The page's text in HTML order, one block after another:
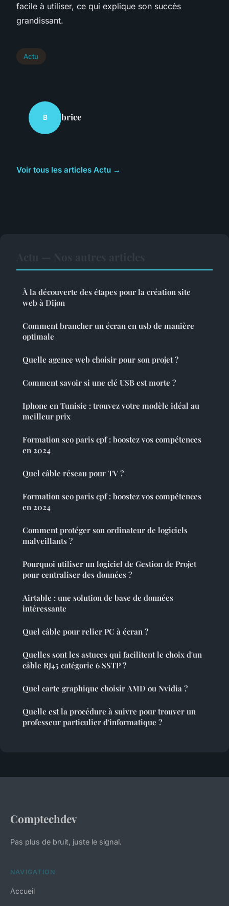
facile à utiliser, ce qui explique son succès
grandissant.
Actu
B brice
Voir tous les articles Actu →
À la découverte des étapes pour la création site
web à Dijon
Comment brancher un écran en usb de manière
optimale
Quelle agence web choisir pour son projet ?
Comment savoir si une clé USB est morte ?
Iphone en Tunisie : trouvez votre modèle idéal au
meilleur prix
Formation seo paris cpf : boostez vos compétences
en 2024
Quel câble réseau pour TV ?
Formation seo paris cpf : boostez vos compétences
en 2024
Comment protéger son ordinateur de logiciels
malveillants ?
Pourquoi utiliser un logiciel de Gestion de Projet
pour centraliser des données ?
Airtable : une solution de base de données
intéressante
Quel câble pour relier PC à écran ?
Quelles sont les astuces qui facilitent le choix d'un
câble RJ45 catégorie 6 SSTP ?
Quel carte graphique choisir AMD ou Nvidia ?
Quelle est la procédure à suivre pour trouver un
professeur particulier d'informatique ?
Comptechdev
Pas plus de bruit, juste le signal.
NAVIGATION
Accueil